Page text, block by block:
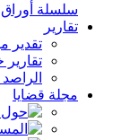
سلسلة أوراق
تقارير
تقدير
الراصد
مجلة قضايا